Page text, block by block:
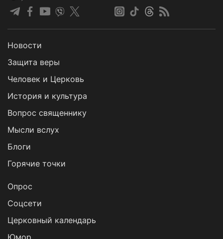
Новости
Защита веры
Человек и Церковь
История и культура
Вопрос священнику
Мысли вслух
Блоги
Горячие точки
Опрос
Cоцсети
Церковный календарь